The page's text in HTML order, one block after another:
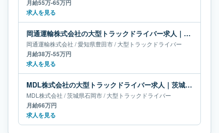
月給55万-65万円
求人を見る
岡通運輸株式会社の大型トラックドライバー求人｜愛知県豊田市｜月給38万-55万円
岡通運輸株式会社 /愛知県豊田市/大型トラックドライバー
月給38万-55万円
求人を見る
MDL株式会社の大型トラックドライバー求人｜茨城県石岡市｜月給66万円
MDL株式会社 /茨城県石岡市/大型トラックドライバー
月給66万円
求人を見る